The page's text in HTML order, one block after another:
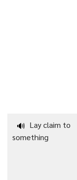
🔊 Lay claim to
something